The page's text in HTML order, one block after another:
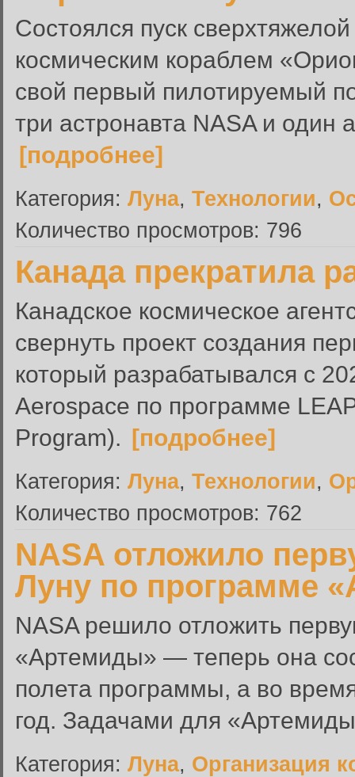
Состоялся пуск
космическим кораблем
свой первый пилотируемый
три астронавта NASA и один
[подробнее]
Категория: Луна, Технологии,
Количество просмотров: 796
Канада прекратила
Канадское космическое
свернуть проект создания
который разрабатывался с
Aerospace по программе
Program). [подробнее]
Категория: Луна, Технологии,
Количество просмотров: 762
NASA отложило
Луну по программе
NASA решило отложить
«Артемиды» — теперь она
полета программы, а во
год. Задачами для
Категория: Луна, Организация